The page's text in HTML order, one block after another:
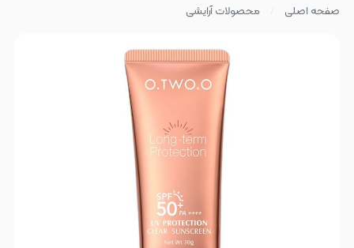
صفحه اصلی محصولات آرایشی